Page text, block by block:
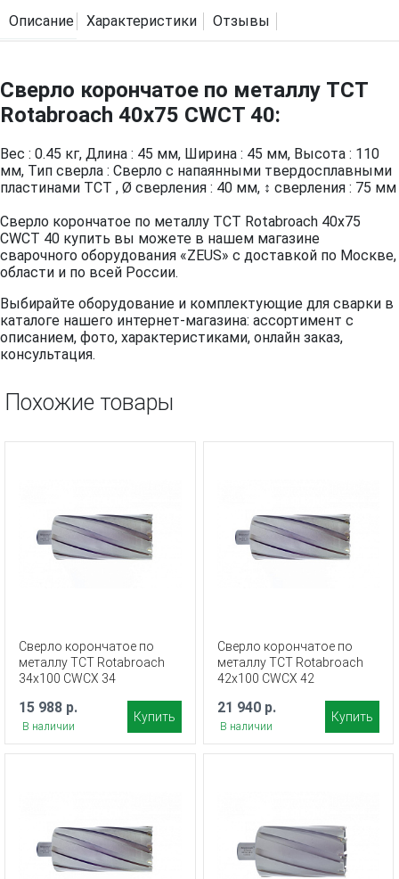
Описание Характеристики Отзывы
Сверло корончатое по металлу TCT
Rotabroach 40х75 CWCT 40:
Вес : 0.45 кг, Длина : 45 мм, Ширина : 45 мм, Высота : 110
мм, Тип сверла : Сверло с напаянными твердосплавными
пластинами TCT , Ø сверления : 40 мм, ↕ сверления : 75 мм
Сверло корончатое по металлу TCT Rotabroach 40х75
CWCT 40 купить вы можете в нашем магазине
сварочного оборудования «ZEUS» с доставкой по Москве,
области и по всей России.
Выбирайте оборудование и комплектующие для сварки в
каталоге нашего интернет-магазина: ассортимент с
описанием, фото, характеристиками, онлайн заказ,
консультация.
Похожие товары
Сверло корончатое по
металлу TCT Rotabroach
34х100 CWCX 34
15 988 р.
В наличии
Купить
Сверло корончатое по
металлу TCT Rotabroach
42х100 CWCX 42
21 940 р.
В наличии
Купить